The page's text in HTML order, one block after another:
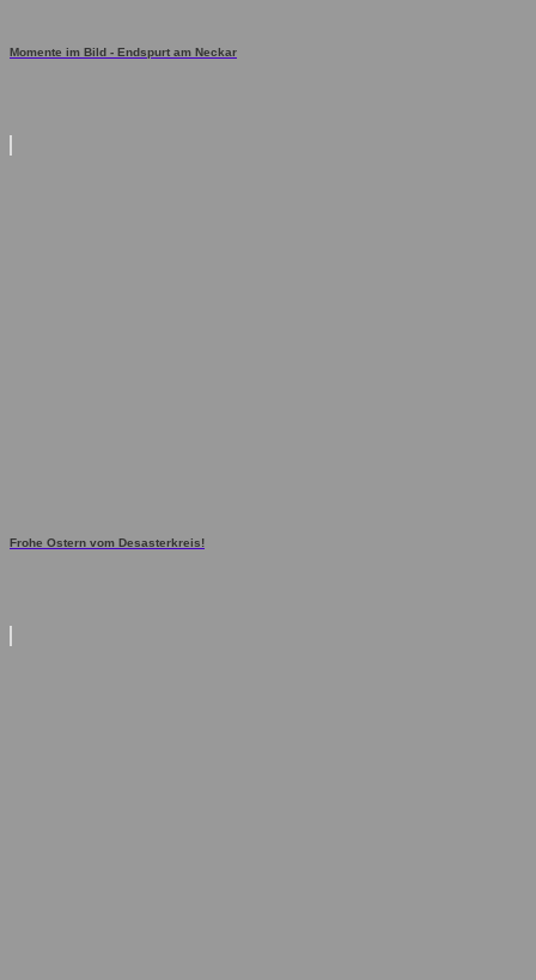
Momente im Bild - Endspurt am Neckar
Frohe Ostern vom Desasterkreis!